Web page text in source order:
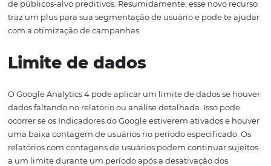
gestor poderá personalizar o modelo de sua preferência.
à última origem antes da conversão e não tinha opção
Driven Attribution do Google, você poderá alterar esse
qualquer momento.
Segmentos vs Público-